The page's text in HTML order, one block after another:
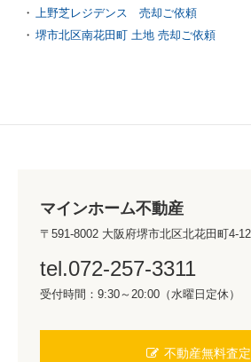
上野芝レジデンス 売却ご依頼
堺市北区南花田町 土地 売却ご依頼
マインホーム不動産
〒591-8002 大阪府堺市北区北花田町4-
tel.072-257-3311
受付時間：9:30～20:00（水曜日定休）
不動産無料査定